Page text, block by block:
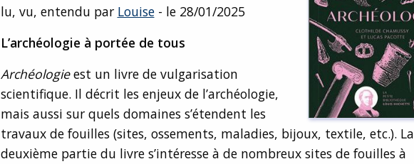
lu, vu, entendu par Louise- le 28/01/2025
L’archéologie à portée de tous
Archéologieest un livre de vulgarisation
scientifique. Il décrit les enjeux de l’archéologie,
mais aussi sur quels domaines s’étendent les
travaux de fouilles (sites, ossements, maladies, bijoux, textile, etc.). La
deuxième partie du livre s’intéresse à de nombreux sites de fouilles à